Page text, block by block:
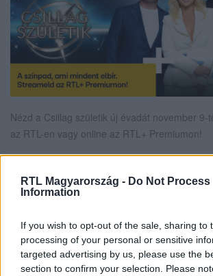
RTL Magyarország - Do Not
Information
If you wish to opt-out of the sale, sharing to
processing of your personal or sensitive
targeted advertising by us, please use the
section to confirm your selection. Please
Nézd a Csillag születik új évadát november 9-
az RTL-en vagy online az RTL+ Premiumon!
Itt állítsd be, hogy az RTL.hu az